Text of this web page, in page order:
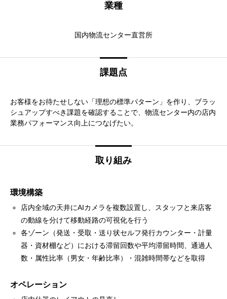
業種
国内物流センター直営所
課題点
お客様をお待たせしない「理想の標準パターン」を作り、ブラッ
シュアップすべき課題を確認することで、物流センター内の店内
業務パフォーマンス向上につなげたい。
取り組み
環境構築
店内全域の天井にAIカメラを複数設置し、スタッフと来店客
の動線を分けて移動経路の可視化を行う
各ゾーン（発送・受取・送り状セルフ発行カウンター・計量
器・資材棚など）における滞留回数や平均滞留時間、通過人
数・属性比率（男女・年齢比率）・混雑時間帯などを取得
オペレーション